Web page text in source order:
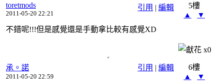
引用 | 編輯
toretmods
2011-05-20 22:21
5樓
▲
▼
不錯呢!!!但是感覺還是手動拿比較有感覺XD
x0
引用 | 編輯
承。諾
2011-05-20 22:59
6樓
▲
▼